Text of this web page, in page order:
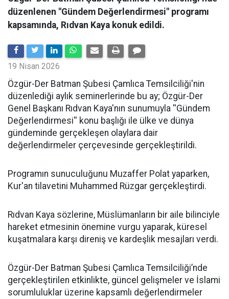
düzenlenen "Gündem Değerlendirmesi" programı
kapsamında, Rıdvan Kaya konuk edildi.
19 Nisan 2026
​Özgür-Der Batman Şubesi Çamlıca Temsilciliği'nin
düzenlediği aylık seminerlerinde bu ay; Özgür-Der
Genel Başkanı Rıdvan Kaya'nın sunumuyla ''Gündem
Değerlendirmesi'' konu başlığı ile ülke ve dünya
gündeminde gerçekleşen olaylara dair
değerlendirmeler çerçevesinde gerçekleştirildi.
Programın sunuculuğunu Muzaffer Polat yaparken,
Kur'an tilavetini Muhammed Rüzgar gerçekleştirdi.
Rıdvan Kaya sözlerine, Müslümanların bir aile bilinciyle
hareket etmesinin önemine vurgu yaparak, küresel
kuşatmalara karşı direniş ve kardeşlik mesajları verdi.
Özgür-Der Batman Şubesi Çamlıca Temsilciliği’nde
gerçekleştirilen etkinlikte, güncel gelişmeler ve İslami
sorumluluklar üzerine kapsamlı değerlendirmeler